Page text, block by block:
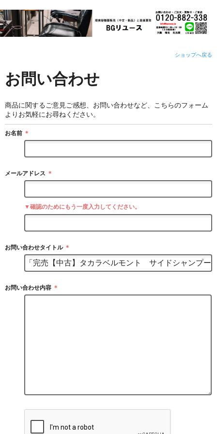
ショップへ戻る
お問い合わせ
商品に関するご意見ご感想、お問い合わせなど、こちらのフォーム
よりお気軽にお尋ねください。
お名前 ＊
メールアドレス ＊
▼確認のためにもう一度入力してください。
お問い合わせタイトル ＊
お問い合わせ内容 ＊